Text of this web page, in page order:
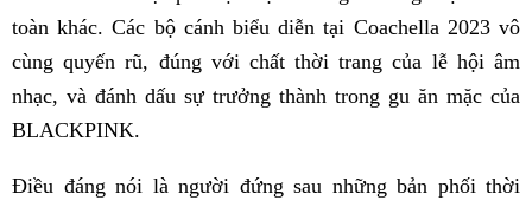
toàn khác. Các bộ cánh biểu diễn tại Coachella 2023 vô
cùng quyến rũ, đúng với chất thời trang của lễ hội âm
nhạc, và đánh dấu sự trưởng thành trong gu ăn mặc của
BLACKPINK.
Điều đáng nói là người đứng sau những bản phối thời